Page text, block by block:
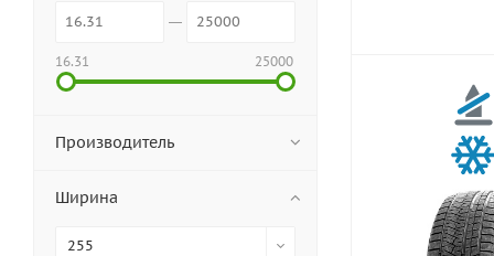
16.31 25000
Производитель
Ширина
255